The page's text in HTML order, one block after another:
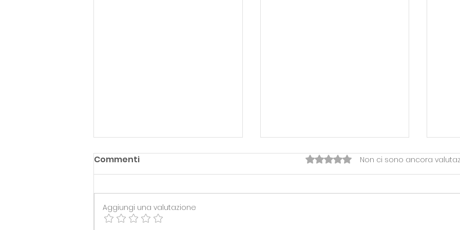
Commenti Valutazione 0 stelle su 5.
Non ci sono ancora
Aggiungi una valutazione